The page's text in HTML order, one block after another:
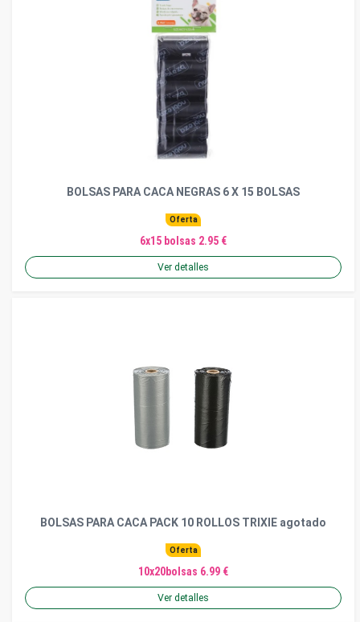
BOLSAS PARA CACA NEGRAS 6 X 15 BOLSAS
Oferta
6x15 bolsas 2.95 €
Ver detalles
BOLSAS PARA CACA PACK 10 ROLLOS TRIXIE agotado
Oferta
10x20bolsas 6.99 €
Ver detalles